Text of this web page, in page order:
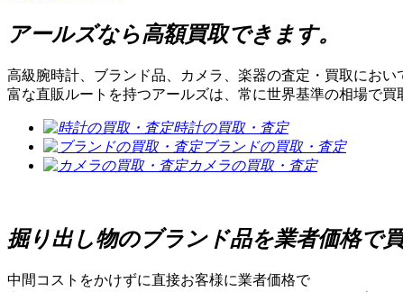
アールズなら高額買取できます。
高級腕時計、ブランド品、カメラ、楽器の査定・買取にお
富な直販ルートを持つアールズは、常に世界基準の相場で
時計の買取・査定
ブランドの買取・査定
カメラの買取・査定
掘り出し物のブランド品を業者価格で
中間コストをかけずに直接お客様に業者価格で